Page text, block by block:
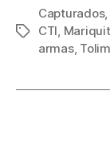
c
e
o
tt
er
Etiquetas
Capturados,
CTI,
armas,